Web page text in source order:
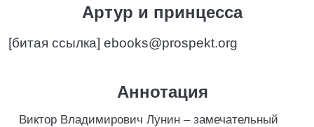
Артур и принцесса
[битая ссылка] ebooks@prospekt.org
Аннотация
Виктор Владимирович Лунин – замечательный